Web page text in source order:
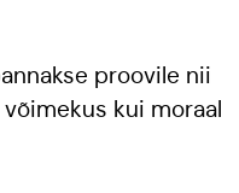
proovile nii
kui moraal